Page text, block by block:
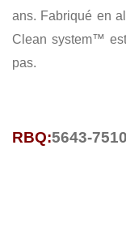
ans. Fabriqué en
Clean system™
pas.
RBQ:5643-